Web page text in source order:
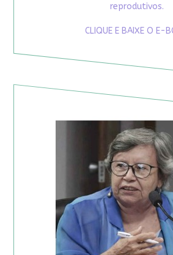
reprodutivos.
CLIQUE E BAIXE O E-